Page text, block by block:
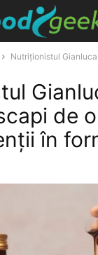
Nutriționistul
de
în